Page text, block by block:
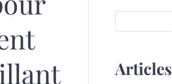
Articles